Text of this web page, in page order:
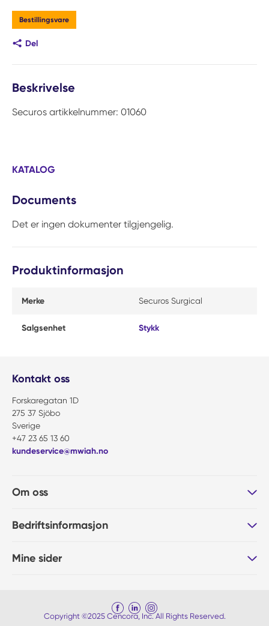
Bestillingsvare
Del
Beskrivelse
Securos artikkelnummer: 01060
KATALOG
Documents
Det er ingen dokumenter tilgjengelig.
Produktinformasjon
Merke Securos Surgical
Salgsenhet Stykk
Kontakt oss
Forskaregatan 1D
275 37 Sjöbo
Sverige
+47 23 65 13 60
kundeservice@mwiah.no
Om oss
Bedriftsinformasjon
Mine sider
Copyright ©2025 Cencora, Inc. All Rights Reserved.